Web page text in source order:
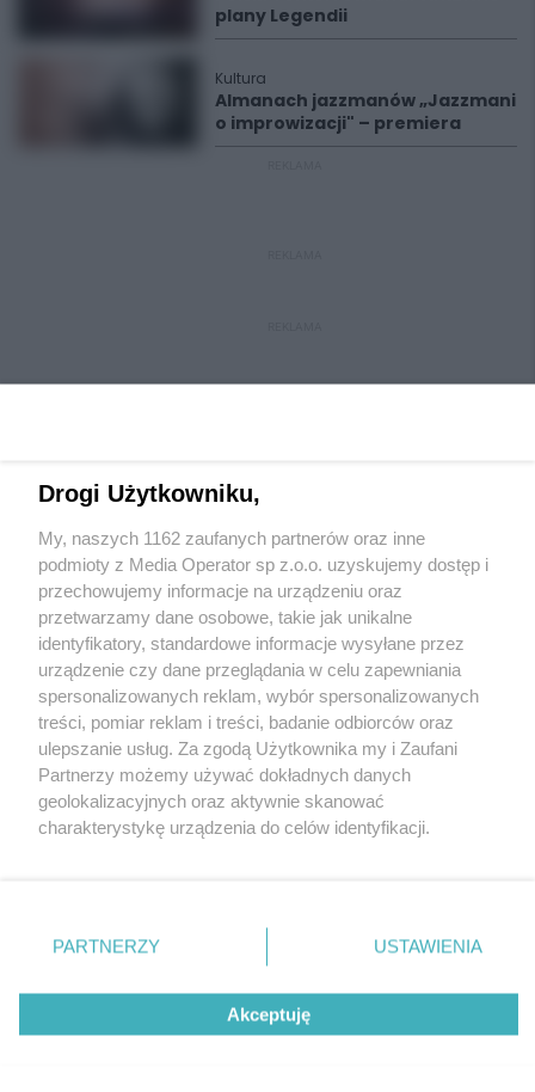
plany Legendii
Kultura
Almanach jazzmanów „Jazzmani
o improwizacji" – premiera
Wydawca mediówlokalnych
Nie zapomnij
zapoznać się z:
polityką prywatności
Twojemiasto
Piekary Śląskie
Chorzów
Tarnowskie Góry
Gliwice
Skontakuj sięz nami
Kontakt
Redakcja
Newsletter
Drogi Użytkowniku,
My, naszych 1162 zaufanych partnerów oraz inne
podmioty z Media Operator sp z.o.o. uzyskujemy dostęp i
przechowujemy informacje na urządzeniu oraz
przetwarzamy dane osobowe, takie jak unikalne
identyfikatory, standardowe informacje wysyłane przez
urządzenie czy dane przeglądania w celu zapewniania
spersonalizowanych reklam, wybór spersonalizowanych
treści, pomiar reklam i treści, badanie odbiorców oraz
ulepszanie usług. Za zgodą Użytkownika my i Zaufani
Partnerzy możemy używać dokładnych danych
geolokalizacyjnych oraz aktywnie skanować
charakterystykę urządzenia do celów identyfikacji.
zmienić/wycofać klikając przycisk ustawień prywatności
znajdujący się w lewym dolnym rogu strony
rodzaje przetwarzania danych nie wymagają zgody
użytkownika, ale masz prawo sprzeciwić się takiemu
przetwarzaniu. Preferencje będą miały zastosowania tylko
PARTNERZY USTAWIENIA
Akceptuję